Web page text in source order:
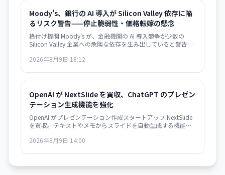
Moody's、銀行の AI 導入が Silicon Valley 依存に陥
るリスク警告——停止脆弱性・価格転嫁の懸念
格付け機関 Moody's が、金融機関の AI 導入競争が少数の
Silicon Valley 企業への危険な依存を生み出していると警告。
形成されつつあり、金融システムのリスク要因になり得ると
2026年8月9日 18:12
OpenAI が NextSlide を買収、ChatGPT のプレゼン
テーション生成機能を強化
OpenAI がプレゼンテーション作成スタートアップ NextSlide
を買収。テキストやメモからスライドを自動生成する機能が
2026年8月9日 14:00